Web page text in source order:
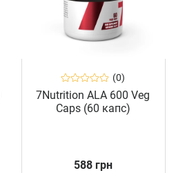
(0)
7Nutrition ALA 600 Veg
Caps (60 капс)
588 грн